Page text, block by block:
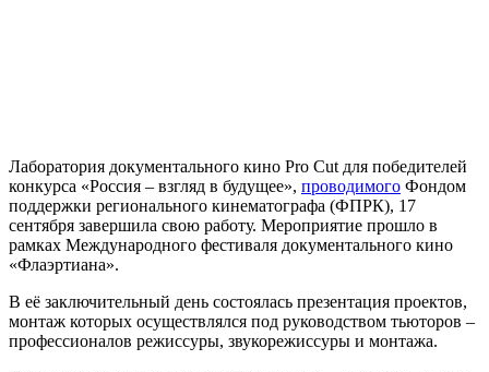
Лаборатория документального кино Pro Cut для победителей
конкурса «Россия – взгляд в будущее», проводимого Фондом
поддержки регионального кинематографа (ФПРК), 17
сентября завершила свою работу. Мероприятие прошло в
рамках Международного фестиваля документального кино
«Флаэртиана».
В её заключительный день состоялась презентация проектов,
монтаж которых осуществлялся под руководством тьюторов –
профессионалов режиссуры, звукорежиссуры и монтажа.